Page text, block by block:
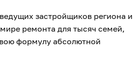
застройщиков региона и
ремонта для тысяч семей,
формулу абсолютной